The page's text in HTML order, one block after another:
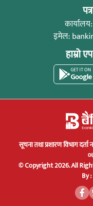
इमेल:
हाम्रो
GET IT ON
सूचना तथा प्रशारण विभाग दर्ता
© Copyright 2026. All
By :